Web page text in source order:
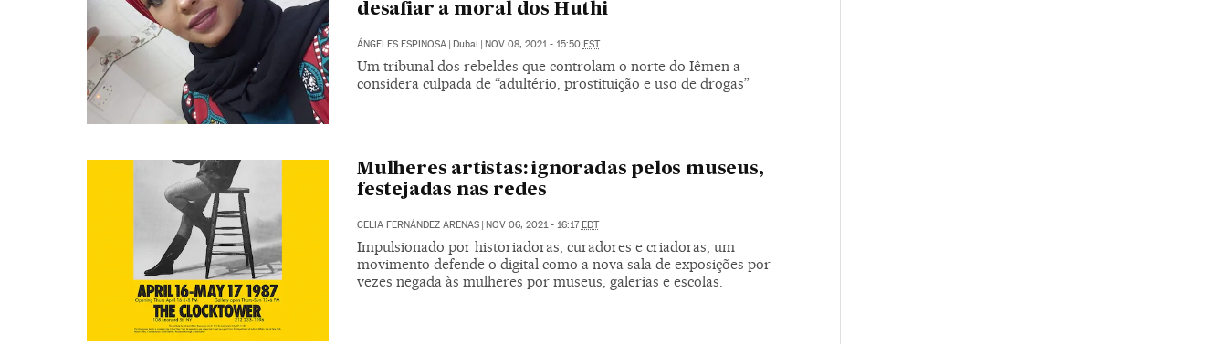
desafiar a moral dos Huthi
ÁNGELES ESPINOSA | Dubai | NOV 08, 2021 - 15:50 EST
Um tribunal dos rebeldes que controlam o norte do Iêmen a
considera culpada de “adultério, prostituição e uso de drogas”
Mulheres artistas: ignoradas pelos museus,
festejadas nas redes
CELIA FERNÁNDEZ ARENAS NOV 06, 2021 - 16:17 EDT
Impulsionado por historiadoras, curadores e criadoras, um
movimento defende o digital como a nova sala de exposições por
vezes negada às mulheres por museus, galerias e escolas.